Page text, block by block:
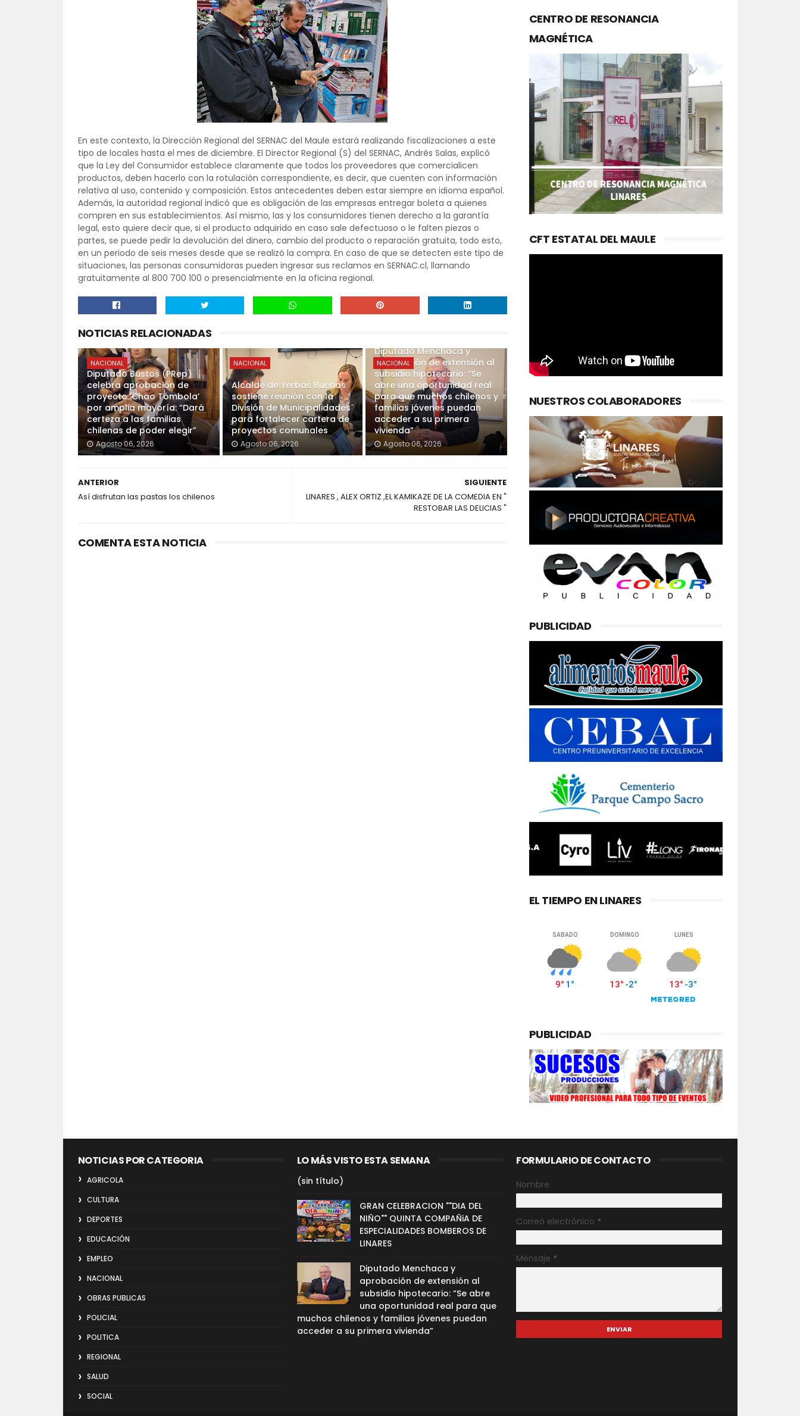
En este contexto, la Dirección Regional del SERNAC del Maule estará realizando fiscalizaciones a este
tipo de locales hasta el mes de diciembre. El Director Regional (S) del SERNAC, Andrés Salas, explicó
que la Ley del Consumidor establece claramente que todos los proveedores que comercialicen
productos, deben hacerlo con la rotulación correspondiente, es decir, que cuenten con información
relativa al uso, contenido y composición. Estos antecedentes deben estar siempre en idioma español.
Además, la autoridad regional indicó que es obligación de las empresas entregar boleta a quienes
compren en sus establecimientos. Así mismo, las y los consumidores tienen derecho a la garantía
legal, esto quiere decir que, si el producto adquirido en caso sale defectuoso o le falten piezas o
partes, se puede pedir la devolución del dinero, cambio del producto o reparación gratuita, todo esto,
en un periodo de seis meses desde que se realizó la compra. En caso de que se detecten este tipo de
situaciones, las personas consumidoras pueden ingresar sus reclamos en SERNAC.cl, llamando
gratuitamente al 800 700 100 o presencialmente en la oficina regional.
NOTICIAS RELACIONADAS
NACIONAL
Diputado Bustos (PRep)
celebra aprobación de
proyecto ‘Chao Tómbola’
por amplia mayoría: “Dará
certeza a las familias
chilenas de poder elegir”
Agosto 06, 2026
NACIONAL
Alcalde de Yerbas Buenas
sostiene reunión con la
División de Municipalidades
para fortalecer cartera de
proyectos comunales
Agosto 06, 2026
NACIONAL
Diputado Menchaca y
aprobación de extensión al
subsidio hipotecario: “Se
abre una oportunidad real
para que muchos chilenos y
familias jóvenes puedan
acceder a su primera
vivienda”
Agosto 06, 2026
SIGUIENTE
LINARES , ALEX ORTIZ ,EL KAMIKAZE DE LA COMEDIA EN "
RESTOBAR LAS DELICIAS "
ANTERIOR
Así disfrutan las pastas los chilenos
COMENTA ESTA NOTICIA
CENTRO DE RESONANCIA
MAGNÉTICA
CFT ESTATAL DEL MAULE
NUESTROS COLABORADORES
PUBLICIDAD
EL TIEMPO EN LINARES
PUBLICIDAD
NOTICIAS POR CATEGORIA
AGRICOLA
CULTURA
DEPORTES
EDUCACIÓN
EMPLEO
NACIONAL
OBRAS PUBLICAS
POLICIAL
POLITICA
REGIONAL
SALUD
SOCIAL
LO MÁS VISTO ESTA SEMANA
(sin título)
GRAN CELEBRACION ""DIA DEL
NIÑO"" QUINTA COMPAÑiA DE
ESPECIALIDADES BOMBEROS DE
LINARES
Diputado Menchaca y
aprobación de extensión al
subsidio hipotecario: “Se abre
una oportunidad real para que
muchos chilenos y familias jóvenes puedan
acceder a su primera vivienda”
FORMULARIO DE CONTACTO
Nombre
Correo electrónico *
Mensaje *